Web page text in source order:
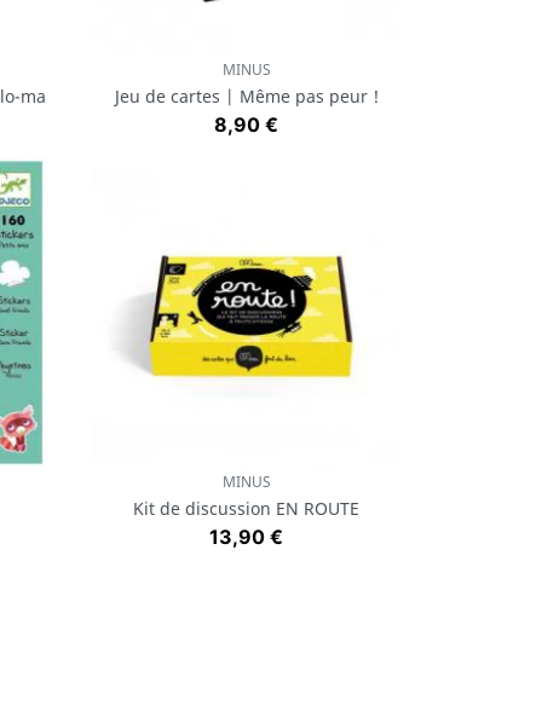
ma
Aperçu rapide
MINUS
Jeu de cartes | Même pas peur !
Prix
8,90 €
Aperçu rapide
MINUS
Kit de discussion EN ROUTE
Prix
13,90 €